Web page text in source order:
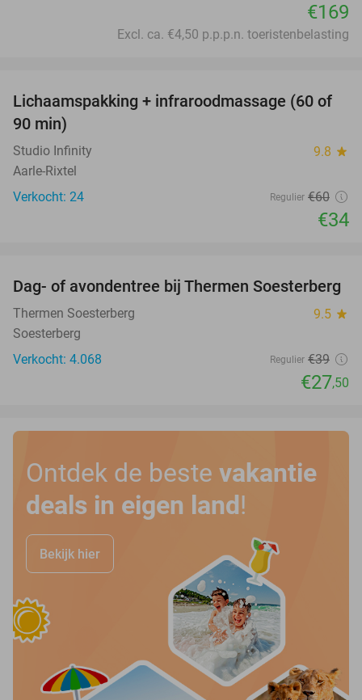
€169
Excl. ca. €4,50 p.p.p.n. toeristenbelasting
43%
Lichaamspakking + infraroodmassage (60 of
90 min)
Studio Infinity 9.8 star
Aarle-Rixtel
Verkocht: 24
Regulier €60
€34
29%
Dag- of avondentree bij Thermen Soesterberg
Thermen Soesterberg 9.5 star
Soesterberg
Verkocht: 4.068
Regulier €39
€27,50
Ontdek de beste vakantie
deals in eigen land!
Bekijk hier